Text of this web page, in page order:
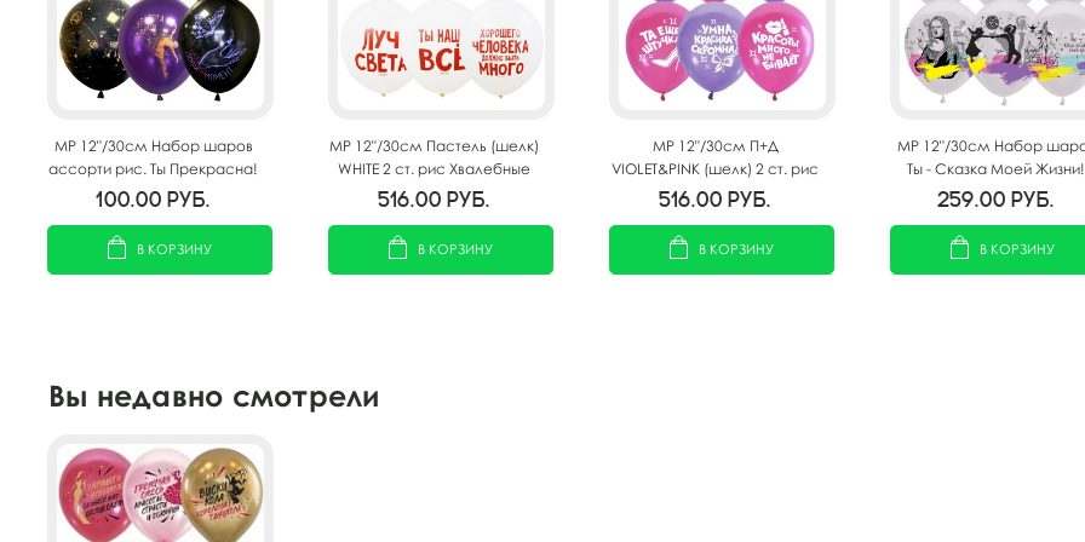
MP 12"/30см Набор шаров
ассорти рис. Ты Прекрасна!
25шт
100.00 руб.
В КОРЗИНУ
MP 12"/30см Пастель (шелк)
WHITE 2 ст. рис Хвалебные
шарики 50шт
516.00 руб.
В КОРЗИНУ
MP 12"/30см П+Д
VIOLET&PINK (шелк) 2 ст. рис
Для Истинной Леди 50шт
516.00 руб.
В КОРЗИНУ
MP 12"/30см Набор
Ты - Сказка Моей Жизни!
ассорти рис. 25шт
259.00 руб.
В КОРЗИНУ
Вы недавно смотрели